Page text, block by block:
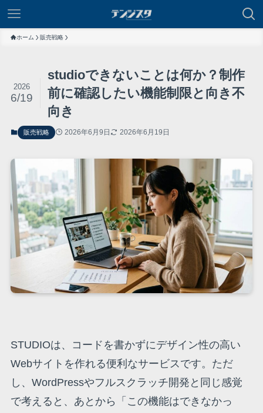
ホーム 販売戦略
studioできないことは何か？制作
前に確認したい機能制限と向き不
向き
2026
6/19
販売戦略 2026年6月9日 2026年6月19日
STUDIOは、コードを書かずにデザイン性の高い
Webサイトを作れる便利なサービスです。ただ
し、WordPressやフルスクラッチ開発と同じ感覚
で考えると、あとから「この機能はできなかっ